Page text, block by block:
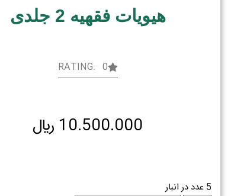
هیویات فقهیه 2 جلدی
RATING: 0
10.500.000 ﷼
5 عدد در انبار